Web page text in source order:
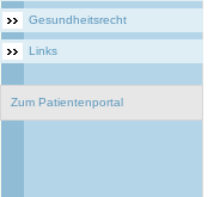
Gesundheitsrecht
Links
Zum Patientenportal